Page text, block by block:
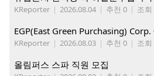
KReporter | 2026.08.04 | 추천 0 | 조
KReporter | 2026.08.03 | 추천 0 | 조
올림퍼스 스파 직원 모집